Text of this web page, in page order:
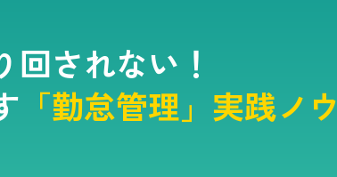
されない！
「勤怠管理」実践ノウ